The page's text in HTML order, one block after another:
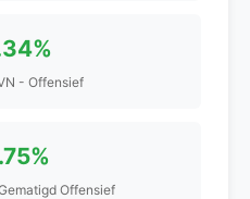
- Offensief
Offensief